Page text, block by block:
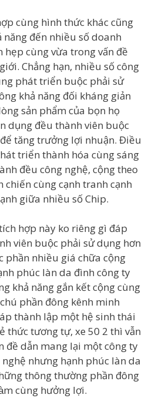
cùng hình thức khác cũng
năng đến nhiều số doanh
hẹp cùng vừa trong vấn đề
Chẳng hạn, nhiều số công
phát triển buộc phải sử
khả năng đối kháng giản
sản phẩm của bọn họ
dụng đều thành viên buộc
tăng trưởng lợi nhuận. Điều
triển thành hóa cùng sáng
đều công nghệ, cộng theo
chiến cùng cạnh tranh cạnh
giữa nhiều số Chip.
hợp này ko riêng gì đáp
viên buộc phải sử dụng hơn
phần nhiều giá chữa cộng
phúc làn da đình công ty
khả năng gắn kết cộng cùng
phần đông kênh minh
thành lập một hệ sinh thái
thức tương tự, xe 50 2 thì vẫn
đề dẫn mang lại một công ty
nhưng hạnh phúc làn da
thông thường phần đông
cùng hưởng lợi.